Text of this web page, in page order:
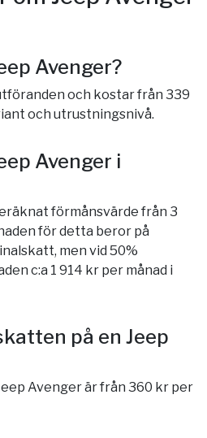
Avenger?
och kostar från 339
och utrustningsnivå.
Avenger i
förmånsvärde från 3
för detta beror på
men vid 50%
c:a 1 914 kr per månad i
på en Jeep
Avenger är från 360 kr per